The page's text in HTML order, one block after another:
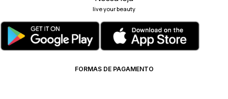
live your beauty
FORMAS DE PAGAMENTO